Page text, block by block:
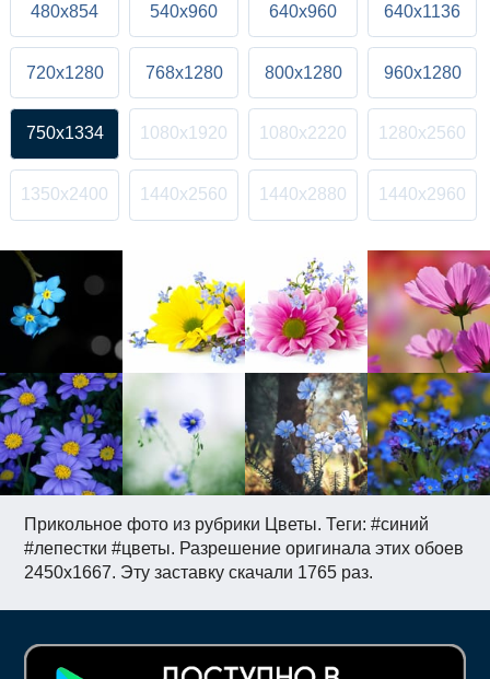
Прикольное фото из рубрики Цветы. Теги: #синий
#лепестки #цветы. Разрешение оригинала этих обоев
2450x1667. Эту заставку скачали 1765 раз.
480x854 540x960 640x960 640x1136
720x1280 768x1280 800x1280 960x1280
750x1334 1080x1920 1080x2220 1280x2560
1350x2400 1440x2560 1440x2880 1440x2960